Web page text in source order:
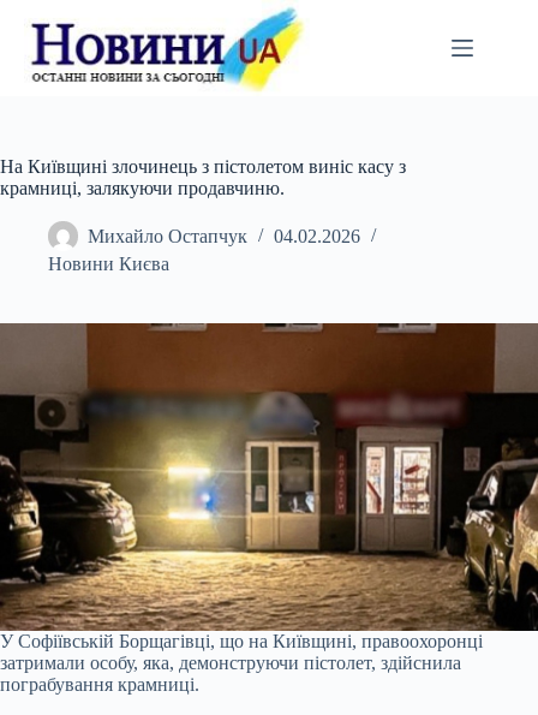
вмісту
На Київщині злочинець з пістолетом виніс касу з
крамниці, залякуючи продавчиню.
Михайло Остапчук
04.02.2026
Новини Києва
У Софіївській Борщагівці, що на Київщині, правоохоронці
затримали особу, яка, демонструючи пістолет, здійснила
пограбування крамниці.